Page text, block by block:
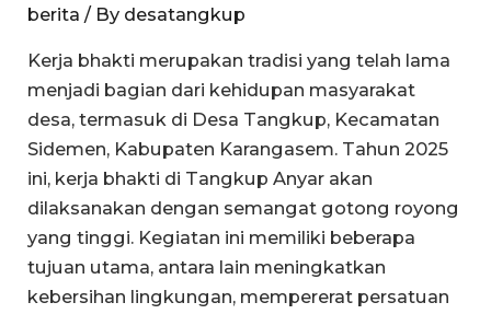
berita / By desatangkup
Kerja bhakti merupakan tradisi yang telah lama
menjadi bagian dari kehidupan masyarakat
desa, termasuk di Desa Tangkup, Kecamatan
Sidemen, Kabupaten Karangasem. Tahun 2025
ini, kerja bhakti di Tangkup Anyar akan
dilaksanakan dengan semangat gotong royong
yang tinggi. Kegiatan ini memiliki beberapa
tujuan utama, antara lain meningkatkan
kebersihan lingkungan, mempererat persatuan
di
Tangkup
Anyar